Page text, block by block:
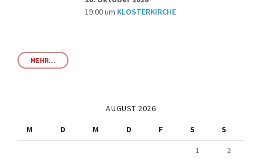
19:00um KLOSTERKIRCHE
MEHR...
AUGUST 2026
M
D M D F S
S
1
2